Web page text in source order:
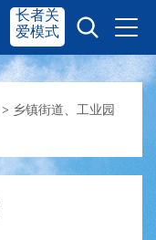
奋进赫山
长者关
爱模式
> 乡镇街道、工业园